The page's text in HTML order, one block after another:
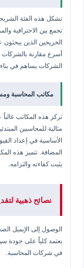
تشكل هذه الفئة
تجمع بين الاحترافية
الخريجين الذين
أسرع مقارنة بالشركات
الشركات يساهم في
مكاتب المحاسبة
تركز هذه المكاتب
مثالية للمحاسبين
الأساسية في إعداد
المضافة. تتميز هذه
يثبت كفاءته والتزامه.
نصائح ذهبية
الوصول إلى الإيميل
يعتمد كلياً على جودة
في شركات المحاسبة.